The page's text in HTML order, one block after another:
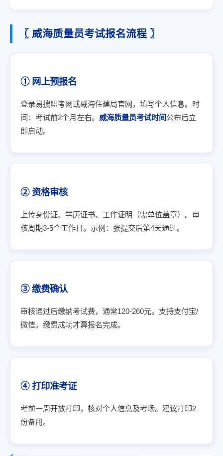
〖 威海质量员考试报名流程 〗
① 网上预报名
登录易搜职考网或威海住建局官网，填写个人信息。时
间：考试前2个月左右。 威海质量员考试时间公布后立
即启动。
② 资格审核
上传身份证、学历证书、工作证明（需单位盖章）。审
核周期3-5个工作日。示例：张提交后第4天通过。
③ 缴费确认
审核通过后缴纳考试费，通常120-260元。支持支付宝/
微信。缴费成功才算报名完成。
④ 打印准考证
考前一周开放打印，核对个人信息及考场。建议打印2
份备用。